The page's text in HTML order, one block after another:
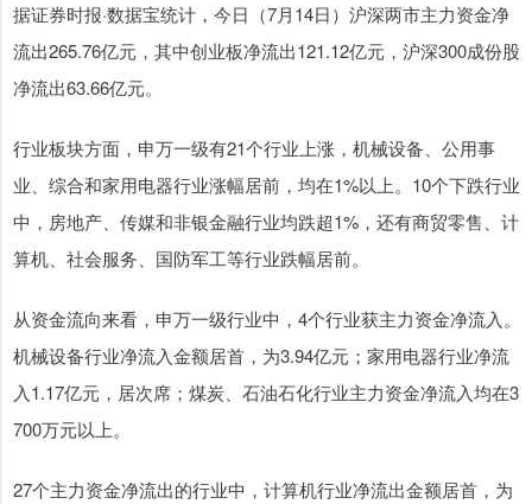
据证券时报·数据宝统计，今日（7月14日）沪深两市主力资金净
流出265.76亿元，其中创业板净流出121.12亿元，沪深300成份股
净流出63.66亿元。
行业板块方面，申万一级有21个行业上涨，机械设备、公用事
业、综合和家用电器行业涨幅居前，均在1%以上。10个下跌行业
中，房地产、传媒和非银金融行业均跌超1%，还有商贸零售、计
算机、社会服务、国防军工等行业跌幅居前。
从资金流向来看，申万一级行业中，4个行业获主力资金净流入。
机械设备行业净流入金额居首，为3.94亿元；家用电器行业净流
入1.17亿元，居次席；煤炭、石油石化行业主力资金净流入均在3
700万元以上。
27个主力资金净流出的行业中，计算机行业净流出金额居首，为